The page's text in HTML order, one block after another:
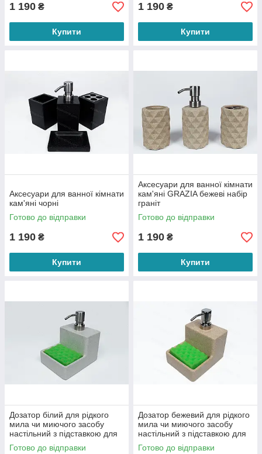
1 190 ₴
Купити
1 190 ₴
Купити
Аксесуари для ванної кімнати
кам'яні чорні
Готово до відправки
1 190 ₴
Купити
Аксесуари для ванної кімнати
кам'яні GRAZIA бежеві набір
граніт
Готово до відправки
1 190 ₴
Купити
Дозатор білий для рідкого
мила чи миючого засобу
настільний з підставкою для
губки.
Готово до відправки
Дозатор бежевий для рідкого
мила чи миючого засобу
настільний з підставкою для
губки.
Готово до відправки